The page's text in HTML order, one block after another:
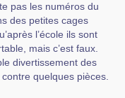
pas les numéros du
des petites cages
l’école ils sont
mais c’est faux.
divertissement des
quelques pièces.